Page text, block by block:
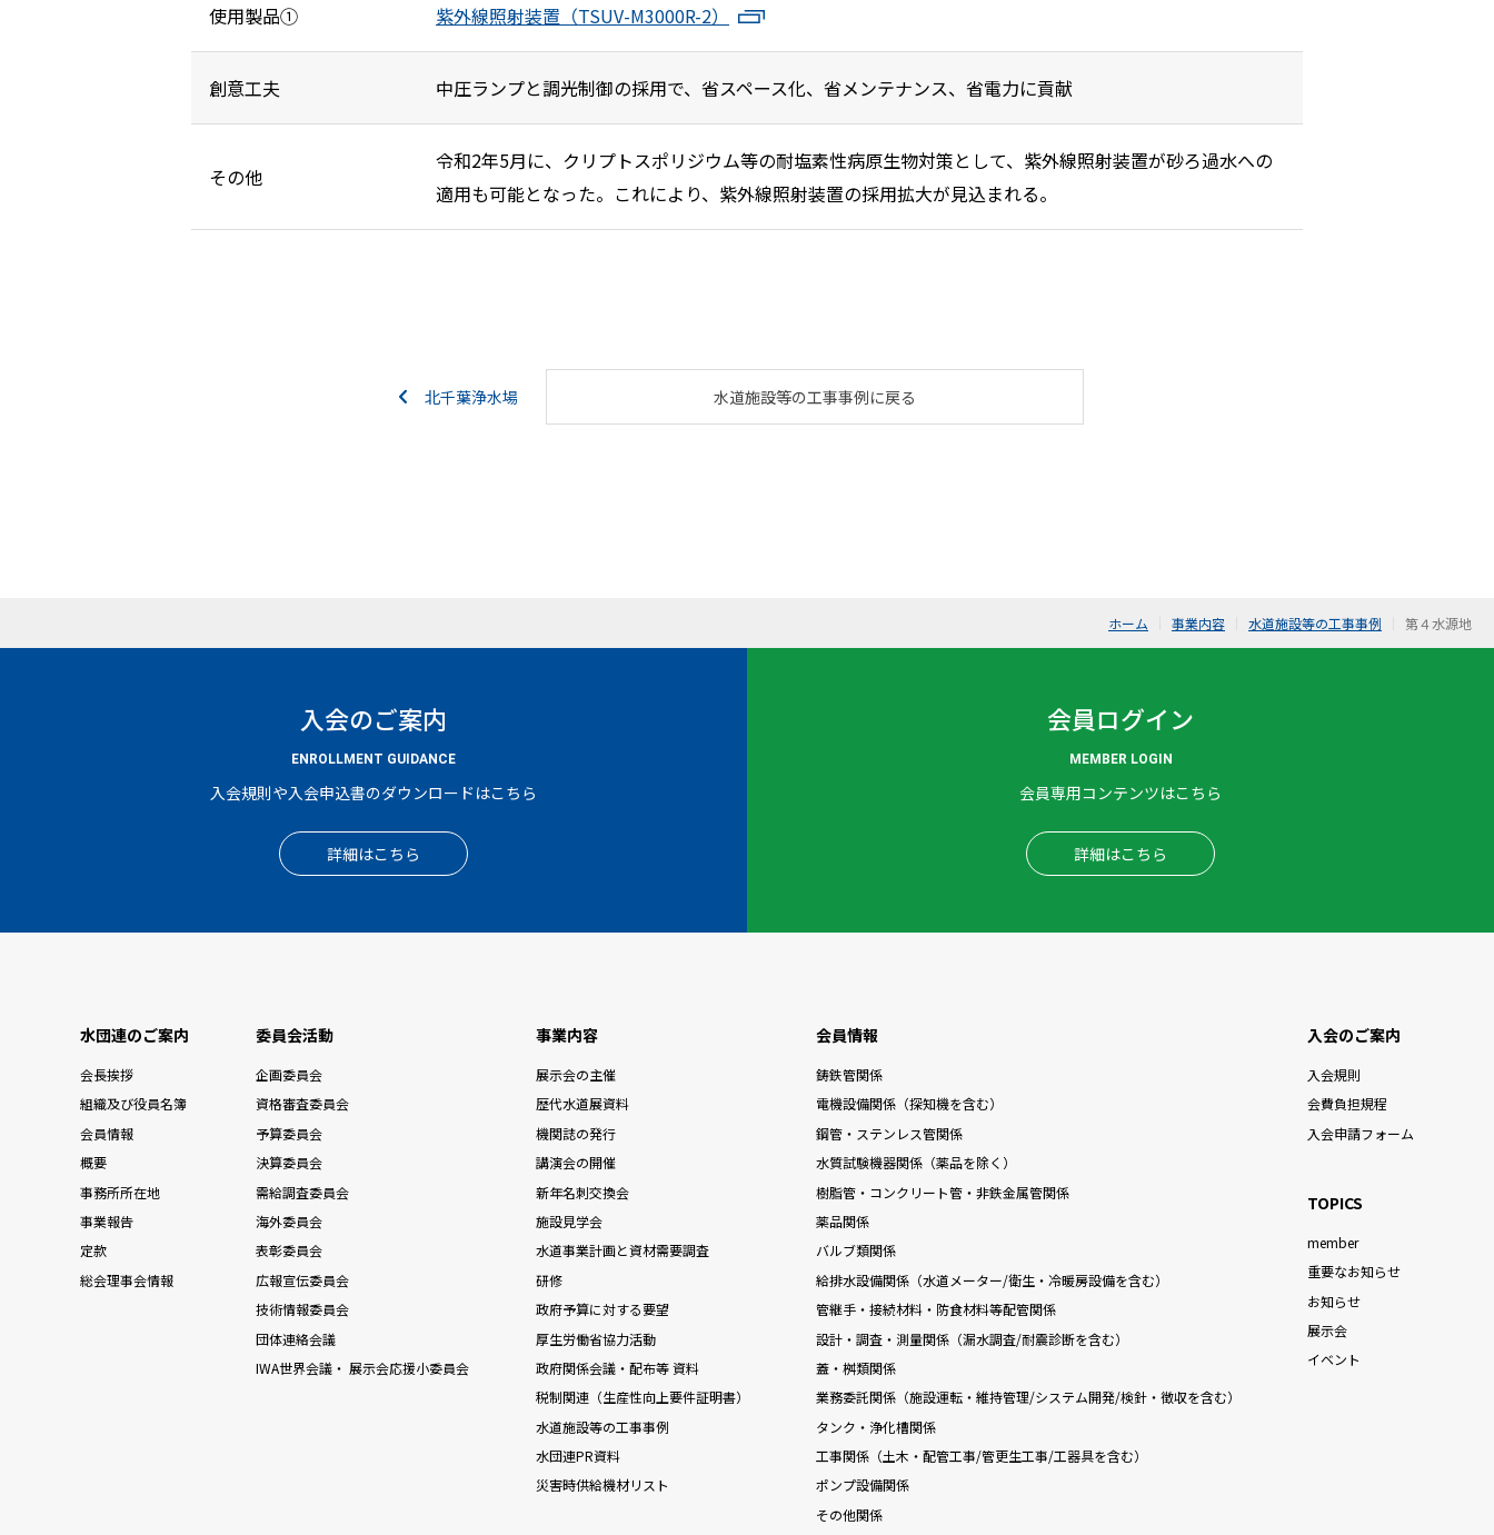
使用製品① 紫外線照射装置（TSUV-M3000R-2）
創意工夫 中圧ランプと調光制御の採用で、省スペース化、省メンテナンス、省電力に貢献
その他
令和2年5月に、クリプトスポリジウム等の耐塩素性病原生物対策として、紫外線照射装置が砂ろ過水への
適用も可能となった。これにより、紫外線照射装置の採用拡大が見込まれる。
北千葉浄水場 水道施設等の工事事例に戻る
ホーム 事業内容 水道施設等の工事事例 第４水源地
入会のご案内
ENROLLMENT GUIDANCE
入会規則や入会申込書のダウンロードはこちら
詳細はこちら
会員ログイン
MEMBER LOGIN
会員専用コンテンツはこちら
詳細はこちら
水団連のご案内
会長挨拶
組織及び役員名簿
会員情報
概要
事務所所在地
事業報告
定款
総会理事会情報
委員会活動
企画委員会
資格審査委員会
予算委員会
決算委員会
需給調査委員会
海外委員会
表彰委員会
広報宣伝委員会
技術情報委員会
団体連絡会議
IWA世界会議・ 展示会応援小委員会
事業内容
展示会の主催
歴代水道展資料
機関誌の発行
講演会の開催
新年名刺交換会
施設見学会
水道事業計画と資材需要調査
研修
政府予算に対する要望
厚生労働省協力活動
政府関係会議・配布等 資料
税制関連（生産性向上要件証明書）
水道施設等の工事事例
水団連PR資料
災害時供給機材リスト
会員情報
鋳鉄管関係
電機設備関係（探知機を含む）
鋼管・ステンレス管関係
水質試験機器関係（薬品を除く）
樹脂管・コンクリート管・非鉄金属管関係
薬品関係
バルブ類関係
給排水設備関係（水道メーター/衛生・冷暖房設備を含む）
管継手・接続材料・防食材料等配管関係
設計・調査・測量関係（漏水調査/耐震診断を含む）
蓋・桝類関係
業務委託関係（施設運転・維持管理/システム開発/検針・徴収を含む）
タンク・浄化槽関係
工事関係（土木・配管工事/管更生工事/工器具を含む）
ポンプ設備関係
その他関係
入会のご案内
入会規則
会費負担規程
入会申請フォーム
TOPICS
member
重要なお知らせ
お知らせ
展示会
イベント